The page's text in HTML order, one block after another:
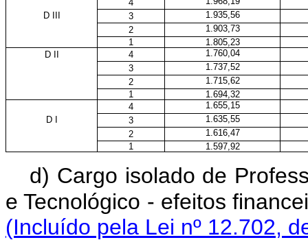
4
D III
3
1.935,56
2
1.903,73
1
1.805,23
D II
4
1.760,04
3
1.737,52
2
1.715,62
1
1.694,32
4
1.655,15
D I
3
1.635,55
2
1.616,47
1
1.597,92
d) Cargo isolado de
e Tecnológico - efeitos
(Incluído pela Lei nº 12.702,